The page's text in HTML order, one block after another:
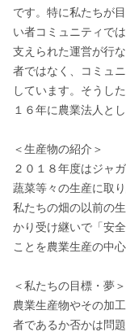
です。特に私たちが
い者コミュニティで
支えられた運営が行
者ではなく、コミュ
しています。そうし
１６年に農業法人と
＜生産物の紹介＞
２０１８年度はジャ
蔬菜等々の生産に取
私たちの畑の以前の
かり受け継いで「安
ことを農業生産の中
＜私たちの目標・夢＞
農業生産物やその加
者であるか否かは問